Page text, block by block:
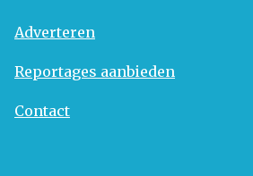
Adverteren
Reportages aanbieden
Contact